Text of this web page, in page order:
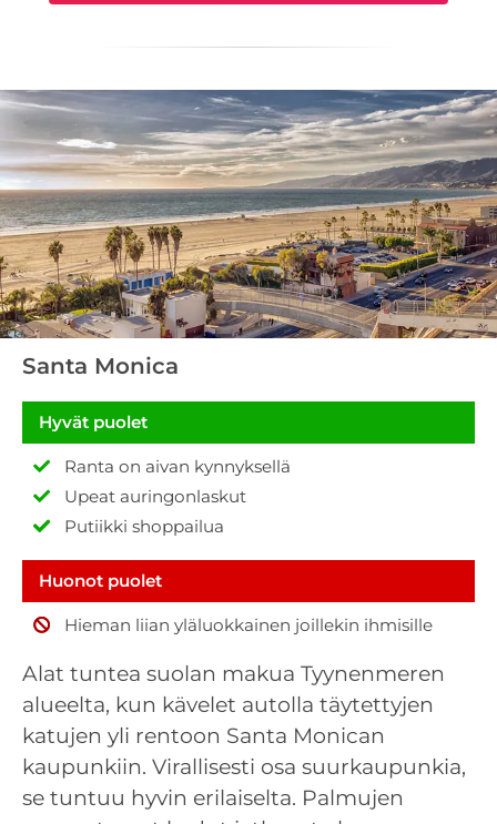
Santa Monica
Hyvät puolet
Ranta on aivan kynnyksellä
Upeat auringonlaskut
Putiikki shoppailua
Huonot puolet
Hieman liian yläluokkainen joillekin ihmisille
Alat tuntea suolan makua Tyynenmeren
alueelta, kun kävelet autolla täytettyjen
katujen yli rentoon Santa Monican
kaupunkiin. Virallisesti osa suurkaupunkia,
se tuntuu hyvin erilaiselta. Palmujen